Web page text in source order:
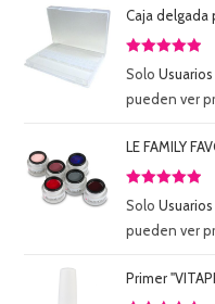
Caja delgada
Valorado
5
Solo
pueden ver
LE FAMILY
Valorado
5
Solo
pueden ver
Primer